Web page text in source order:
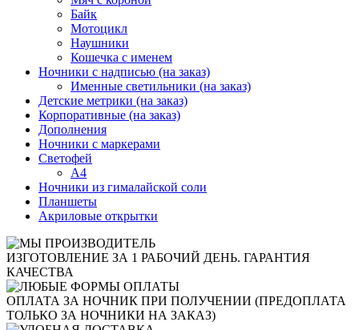
Байк
Мотоцикл
Наушники
Кошечка с именем
Ночники с надписью (на заказ)
Именные светильники (на заказ)
Детские метрики (на заказ)
Корпоративные (на заказ)
Дополнения
Ночники с маркерами
Светофей
А4
Ночники из гималайской соли
Планшеты
Акриловые открытки
ИЗГОТОВЛЕНИЕ ЗА 1 РАБОЧИЙ ДЕНЬ. ГАРАНТИЯ
КАЧЕСТВА
ОПЛАТА ЗА НОЧНИК ПРИ ПОЛУЧЕНИИ (ПРЕДОПЛАТА
ТОЛЬКО ЗА НОЧНИКИ НА ЗАКАЗ)